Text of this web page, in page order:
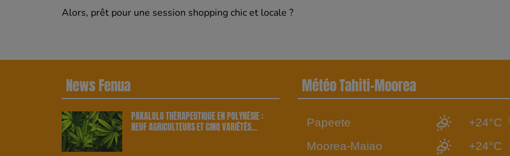
Alors, prêt pour une session shopping chic et locale ?
News Fenua
PAKALOLO THÉRAPEUTIQUE EN POLYNÉSIE :
NEUF AGRICULTEURS ET CINQ VARIÉTÉS
Météo Tahiti-Moorea
Papeete
+24°C
Moorea-Maiao
+24°C